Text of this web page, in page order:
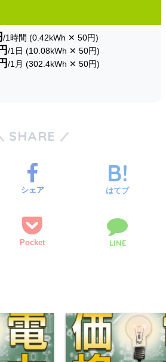
/1時間 (0.42kWh ✕ 50円)
/1日 (10.08kWh ✕ 50円)
/1月 (302.4kWh ✕ 50円)
SHARE
シェア はてブ
Pocket LINE